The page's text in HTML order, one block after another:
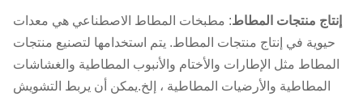
إنتاج منتجات المطاط: مطبخات المطاط الاصطناعي هي معدات
حيوية في إنتاج منتجات المطاط. يتم استخدامها لتصنيع منتجات
المطاط مثل الإطارات والأختام والأنبوب المطاطية والغشاشات
المطاطية والأرضيات المطاطية ، إلخ.يمكن أن يربط التشويش